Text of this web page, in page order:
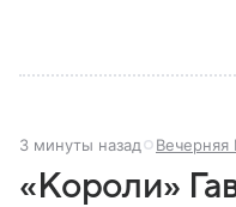
3 минуты назад Вечерняя
«Короли»